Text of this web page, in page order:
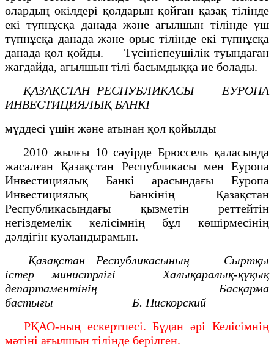
олардың өкілдері қолдарын қойған қазақ тілінде
екі түпнұсқа данада және ағылшын тілінде үш
түпнұсқа данада және орыс тілінде екі түпнұсқа
данада қол қойды. Түсініспеушілік туындаған
жағдайда, ағылшын тілі басымдыққа ие болады.
ҚАЗАҚСТАН РЕСПУБЛИКАСЫ ЕУРОПА
ИНВЕСТИЦИЯЛЫҚ БАНКІ
мүддесі үшін және атынан қол қойылды
2010 жылғы 10 сәуірде Брюссель қаласында
жасалған Қазақстан Республикасы мен Еуропа
Инвестициялық Банкі арасындағы Еуропа
Инвестициялық Банкінің Қазақстан
Республикасындағы қызметін реттейтін
негіздемелік келісімнің бұл көшірмесінің
дәлдігін куәландырамын.
Қазақстан Республикасының
Сыртқы
істер министрлігі
Халықаралық-құқық
департаментінің
Басқарма
бастығы Б. Пискорский
РҚАО-ның ескертпесі. Бұдан әрі Келісімнің
мәтіні ағылшын тілінде берілген.